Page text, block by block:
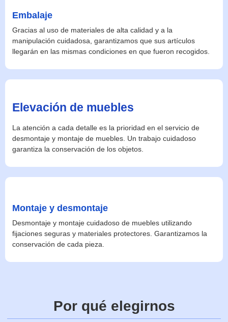
Embalaje
Gracias al uso de materiales de alta calidad y a la
manipulación cuidadosa, garantizamos que sus artículos
llegarán en las mismas condiciones en que fueron recogidos.
Elevación de muebles
La atención a cada detalle es la prioridad en el servicio de
desmontaje y montaje de muebles. Un trabajo cuidadoso
garantiza la conservación de los objetos.
Montaje y desmontaje
Desmontaje y montaje cuidadoso de muebles utilizando
fijaciones seguras y materiales protectores. Garantizamos la
conservación de cada pieza.
Por qué elegirnos